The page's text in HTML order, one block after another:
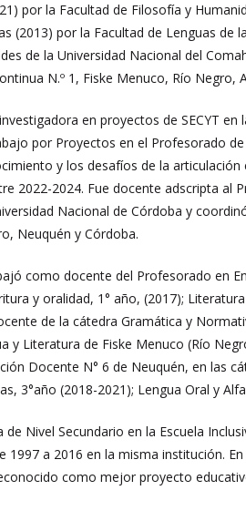
por la Facultad de Filosofía y
(2013) por la Facultad de Lenguas
de la Universidad Nacional del
N.º 1, Fiske Menuco, Río Negro,
en proyectos de SECYT
por Proyectos en el Profesorado
y los desafíos de la
2022-2024. Fue docente adscripta al
Nacional de Córdoba y
Neuquén y Córdoba.
como docente del Profesorado en
y oralidad, 1° año, (2017);
de la cátedra Gramática y
y Literatura de Fiske Menuco (Río
Docente N° 6 de Neuquén, en las
3°año (2018-2021); Lengua Oral y
Nivel Secundario en la Escuela
1997 a 2016 en la misma institución.
como mejor proyecto